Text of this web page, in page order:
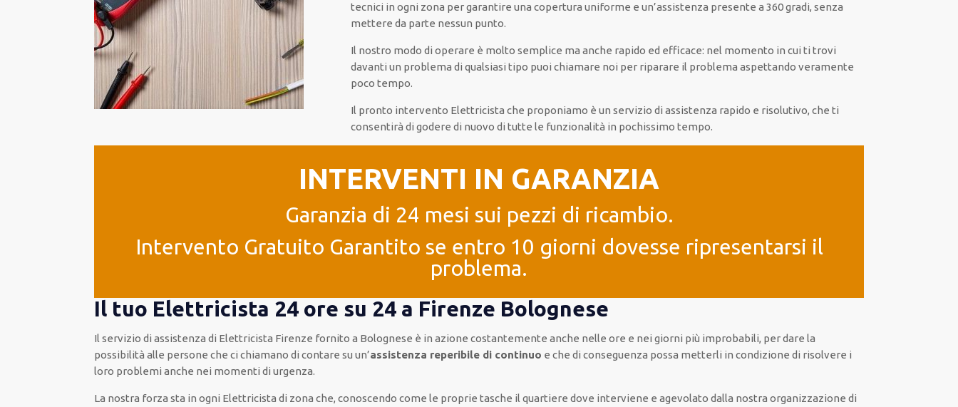
tecnici in ogni zona pergarantire una copertura uniforme e un’assistenza presente a 360 gradi, senza
mettere da parte nessun punto.
Il nostro modo di operare è molto semplice ma anche rapido ed efficace: nel momento in cui ti trovi
davanti un problema di qualsiasi tipo puoi chiamare noi per riparare il problema aspettando veramente
poco tempo.
Il pronto intervento Elettricista che proponiamo è un servizio di assistenza rapido e risolutivo, che ti
consentirà di godere di nuovo di tutte le funzionalità in pochissimo tempo.
INTERVENTI IN GARANZIA
Garanzia di 24 mesi sui pezzi di ricambio.
Intervento Gratuito Garantito se entro 10 giorni dovesse ripresentarsi il
problema.
Il tuo Elettricista 24 ore su 24 a Firenze Bolognese
Il servizio di assistenza di Elettricista Firenze fornito a Bolognese è in azione costantemente anche nelle ore e nei giorni più improbabili, perdare la
possibilità alle persone che ci chiamano dicontare su un’assistenza reperibile di continuo e chedi conseguenza possa metterli in condizione di risolvere i
loro problemi anche nei momenti di urgenza.
La nostra forza sta in ogni Elettricista di zona che, conoscendo come le proprie tasche il quartiere dove interviene eagevolato dalla nostra organizzazione di